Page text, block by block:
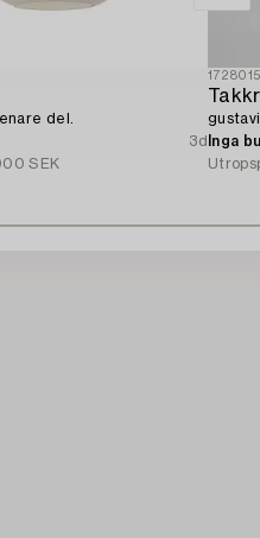
del.
3d
SEK
Inga